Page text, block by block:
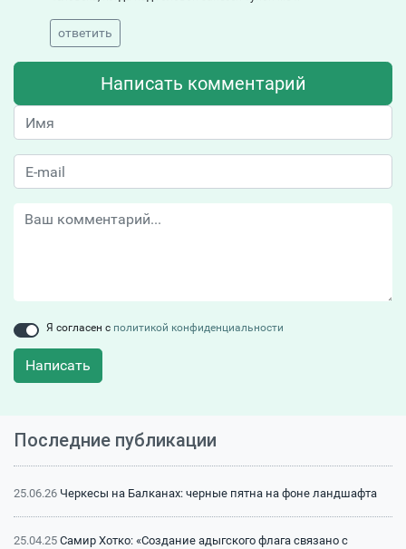
ответить
Написать комментарий
Я согласен с политикой конфиденциальности
Написать
Последние публикации
25.06.26 Черкесы на Балканах: черные пятна на фоне ландшафта
25.04.25 Самир Хотко: «Создание адыгского флага связано с